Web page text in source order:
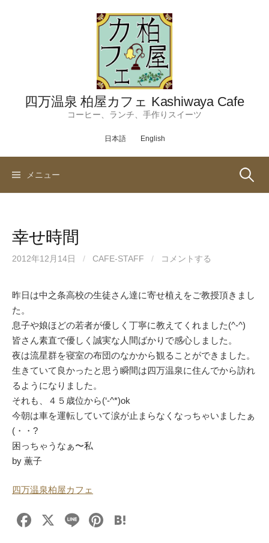
四万温泉 柏屋カフェ Kashiwaya Cafe
コーヒー、ランチ、手作りスイーツ
日本語 English
メニュー 検
幸せ時間
2012年12月14日 / CAFE-STAFF / コメントする
昨日は中之条高校の生徒さん達に寄せ植えをご教授頂きまし
た。
息子や娘ほどの若者が優しく丁寧に教えてくれました(^-^)
皆さん素直で優しく誠実な人間ばかりで感心しました。
夜は流星群を寝室の布団のなかから観ることができました。
生きていて良かったと思う瞬間は四万温泉に住んでから訪れ
るようになりました。
それも、４５歳位から(‘-^*)ok
今朝は車を運転していて涙が止まらなくなっちゃいましたぁ
(・・?
困っちゃうなぁ〜私
by 薫子
四万温泉柏屋カフェ
F
X
Li
Pi